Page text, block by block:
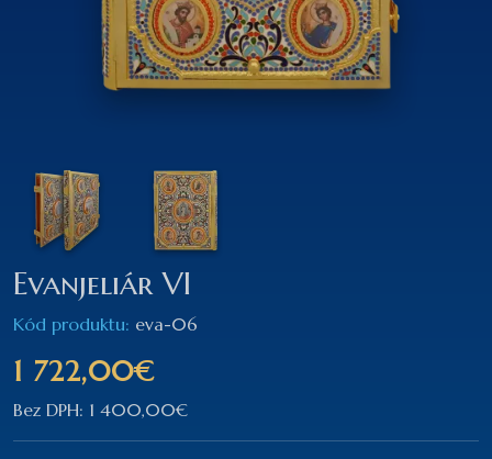
Evanjeliár VI
Kód produktu: eva-06
1 722,00€
Bez DPH: 1 400,00€